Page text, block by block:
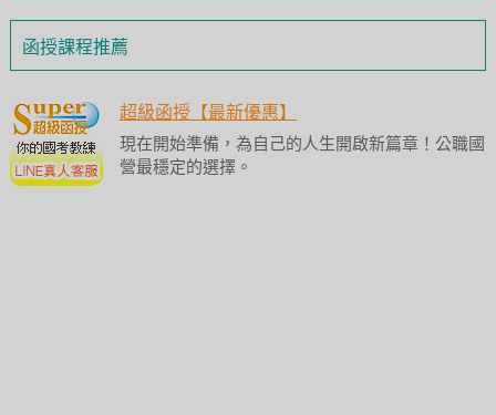
函授課程推薦
超級函授【最新優惠】
現在開始準備，為自己的人生開啟新篇章！公職國
營最穩定的選擇。